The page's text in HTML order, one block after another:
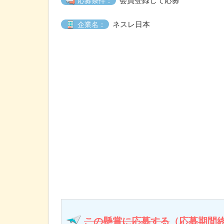
企業名： ネスレ日本
この懸賞に応募する （応募期間